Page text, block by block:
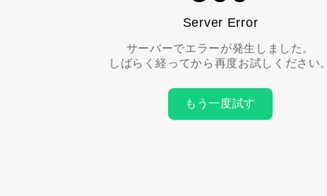
Server Error
サーバーでエラーが発生しました。
しばらく経ってから再度お試しください。
もう一度試す